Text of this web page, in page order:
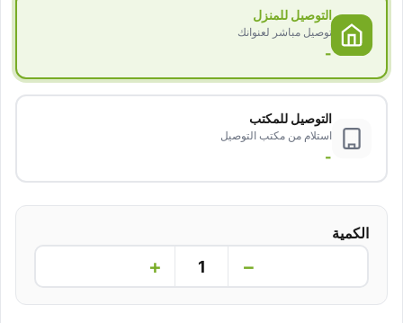
التوصيل للمنزل
توصيل مباشر لعنوانك
-
التوصيل للمكتب
استلام من مكتب التوصيل
-
الكمية
−
+